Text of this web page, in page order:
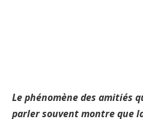
Le phénomène des amitiés
parler souvent montre que